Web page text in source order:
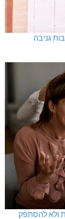
גניבה
ולא להסתפק